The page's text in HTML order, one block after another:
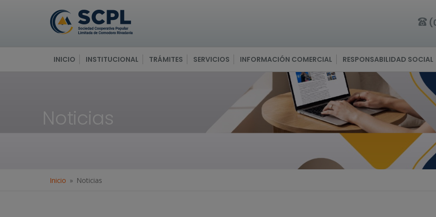
INICIO INSTITUCIONAL TRÁMITES SERVICIOS INFORMACIÓN COMERCIAL RESPONSABILIDAD SOCIAL
Noticias
Inicio Noticias